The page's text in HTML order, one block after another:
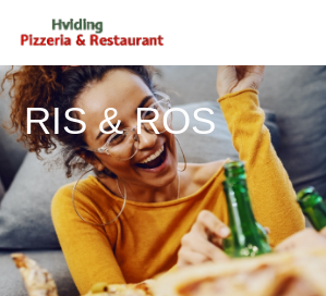
RIS & ROS